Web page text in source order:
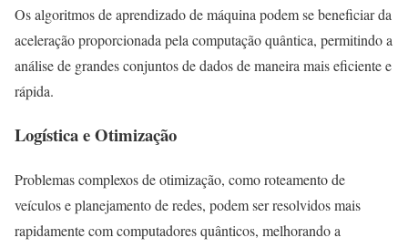
Os algoritmos de aprendizado de máquina podem se beneficiar da
aceleração proporcionada pela computação quântica, permitindo a
análise de grandes conjuntos de dados de maneira mais eficiente e
rápida.
Logística e Otimização
Problemas complexos de otimização, como roteamento de
veículos e planejamento de redes, podem ser resolvidos mais
rapidamente com computadores quânticos, melhorando a